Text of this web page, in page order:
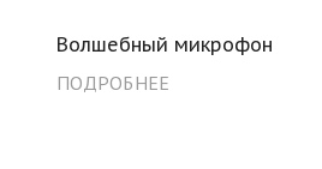
Волшебный микрофон
ПОДРОБНЕЕ